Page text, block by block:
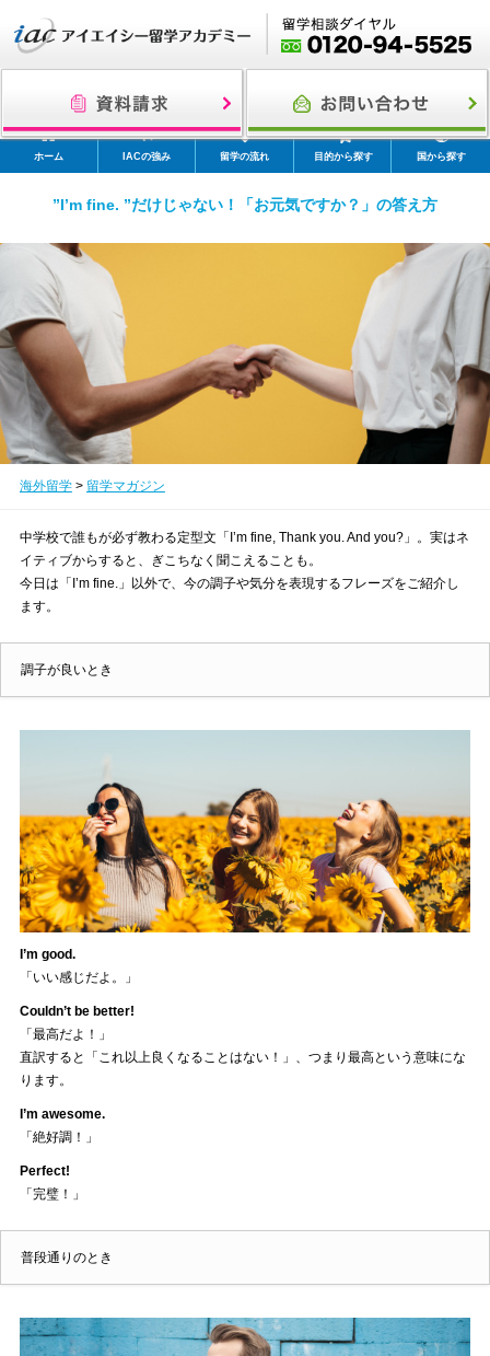
ホーム IACの強み 留学の流れ 目的から探す 国から探す
”I’m fine. ”だけじゃない！「お元気ですか？」の答え方
海外留学> 留学マガジン
中学校で誰もが必ず教わる定型文「I’m fine, Thank you. And you?」。実はネ
イティブからすると、ぎこちなく聞こえることも。
今日は「I’m fine.」以外で、今の調子や気分を表現するフレーズをご紹介し
ます。
調子が良いとき
I’m good.
「いい感じだよ。」
Couldn’t be better!
「最高だよ！」
直訳すると「これ以上良くなることはない！」、つまり最高という意味にな
ります。
I’m awesome.
「絶好調！」
Perfect!
「完璧！」
普段通りのとき